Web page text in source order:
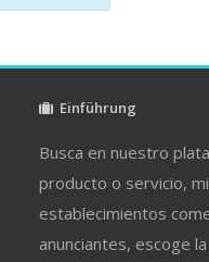
Einführung
Busca en nuestro
producto o servicio,
establecimientos
anunciantes, escoge